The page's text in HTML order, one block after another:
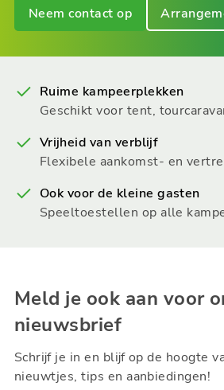
Neem contact op
Ruime kampeerplekken
Geschikt voor tent,
Vrijheid van verblijf
Flexibele aankomst- en
Ook voor de kleine gasten
Speeltoestellen op alle
Meld je ook aan voor
nieuwsbrief
Schrijf je in en blijf op de hoogte
nieuwtjes, tips en aanbiedingen!